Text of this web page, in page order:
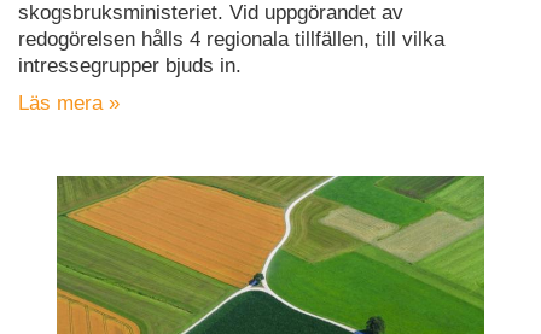
skogsbruksministeriet. Vid uppgörandet av
redogörelsen hålls 4 regionala tillfällen, till vilka
intressegrupper bjuds in.
Läs mera »